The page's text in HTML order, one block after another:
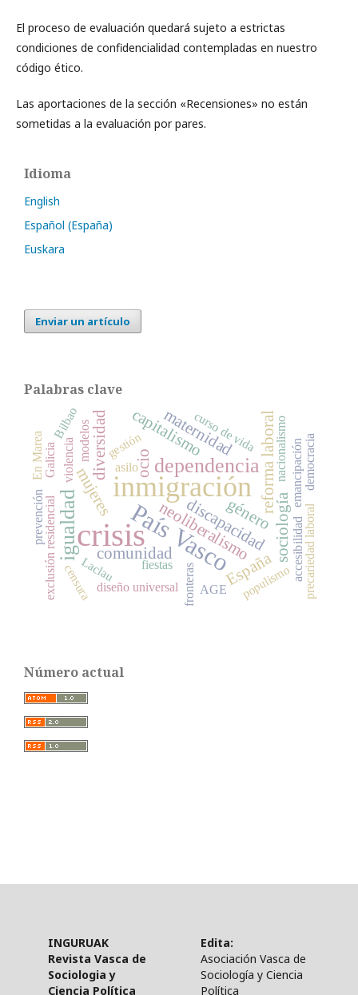
El proceso de evaluación quedará sujeto a estrictas
condiciones de confidencialidad contempladas en nuestro
código ético.
Las aportaciones de la sección «Recensiones» no están
sometidas a la evaluación por pares.
Idioma
English
Español (España)
Euskara
Enviar un artículo
Palabras clave
crisis
inmigración
País Vasco
igualdad
dependenciareforma laboral
comunidad
género
neoliberalismo
mujeres
discapacidadsociología
diversidad
España
maternidad
capitalismo
ocio
asilo
fronteras
nacionalismo
violencia gestión
accesibilidad
curso de vida
exclusión residencial precariedad laboral
emancipación
Laclau
diseño universal populismo
prevención
Bilbaomodelos
censura
democracia
fiestas
Galicia
En Marea
AGE
Número actual
INGURUAK
Revista Vasca de
Sociologia y
Ciencia Política
Edita:
Asociación Vasca de
Sociología y Ciencia
Política